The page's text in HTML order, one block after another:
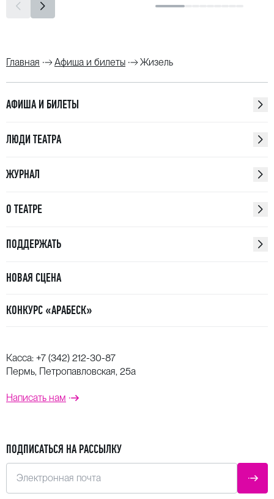
Главная Афиша и билеты Жизель
АФИША И БИЛЕТЫ
ЛЮДИ ТЕАТРА
ЖУРНАЛ
О ТЕАТРЕ
ПОДДЕРЖАТЬ
НОВАЯ СЦЕНА
КОНКУРС «АРАБЕСК»
Касса: +7 (342) 212-30-87
Пермь, Петропавловская, 25а
Написать нам
ПОДПИСАТЬСЯ НА РАССЫЛКУ
Электронная почта